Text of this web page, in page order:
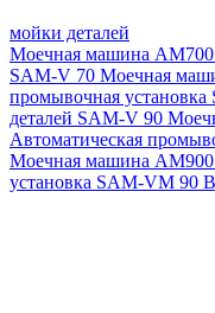
мойки деталей
Моечная машина
SAM-V 70 Моечная
промывочная
деталей SAM-V 90
Автоматическая
Моечная машина
установка SAM-VM 90